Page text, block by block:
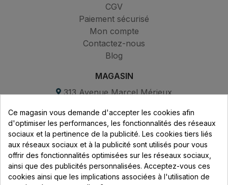
CGV
Paiement sécurisé
Mon compte
Contactez-nous
Blog
MAGASIN
313 Avenue Marcel Mérieux
69530 Brignais
Lundi au vendredi :
8h - 16h
uniquement sur Rendez-vous
Ce magasin vous demande d'accepter les cookies afin
d'optimiser les performances, les fonctionnalités des réseaux
sociaux et la pertinence de la publicité. Les cookies tiers liés
aux réseaux sociaux et à la publicité sont utilisés pour vous
offrir des fonctionnalités optimisées sur les réseaux sociaux,
ainsi que des publicités personnalisées. Acceptez-vous ces
cookies ainsi que les implications associées à l'utilisation de